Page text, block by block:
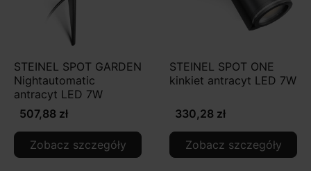
STEINEL SPOT GARDEN
Nightautomatic
antracyt LED 7W
507,88 zł
Zobacz szczegóły
STEINEL SPOT ONE
kinkiet antracyt LED 7W
330,28 zł
Zobacz szczegóły